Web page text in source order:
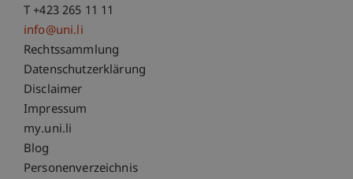
T +423 265 11 11
info@uni.li
Fußzeile Rechtliche Hinweise
Rechtssammlung
Datenschutzerklärung
Disclaimer
Impressum
Fußzeile Subdomain-Verzeichnis
my.uni.li
Blog
Personenverzeichnis